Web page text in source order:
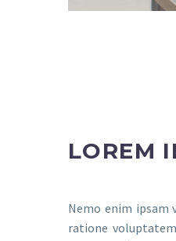
LOREM
Nemo enim ipsam
ratione